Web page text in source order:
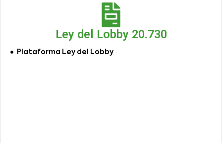
Ley del Lobby 20.730
Plataforma Ley del Lobby